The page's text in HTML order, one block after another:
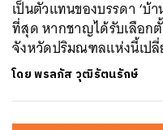
เป็นตัวแทนของบรรดา ‘บ้
ที่สุด หากชาญได้รับเลือกตั้
จังหวัดปริมณฑลแห่งนี้เปลี่
โดยพรลภัส วุฒิรัตนรักษ์